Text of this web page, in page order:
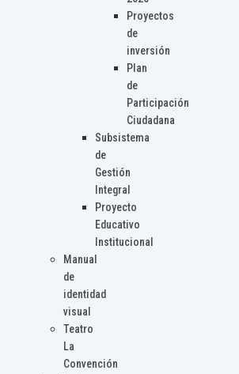
Proyectos
de
inversión
Plan
de
Participación
Ciudadana
Subsistema
de
Gestión
Integral
Proyecto
Educativo
Institucional
Manual
de
identidad
visual
Teatro
La
Convención